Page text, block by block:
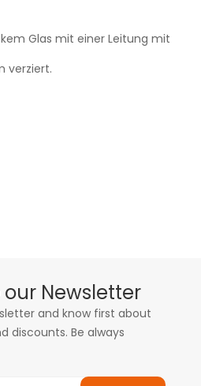
Glas mit einer Leitung mit
verziert.
Newsletter
and know first about
discounts. Be always